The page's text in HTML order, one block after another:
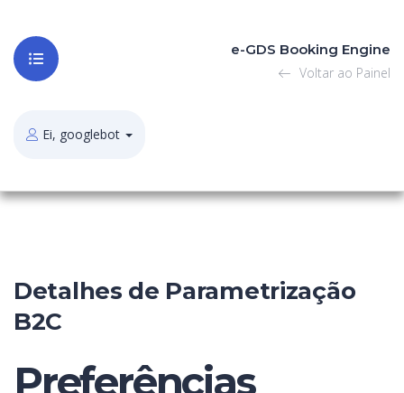
e-GDS Booking Engine
Voltar ao Painel
Ei, googlebot
Detalhes de Parametrização
B2C
Preferências